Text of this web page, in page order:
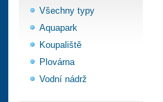
Všechny typy
Aquapark
Koupaliště
Plovárna
Vodní nádrž